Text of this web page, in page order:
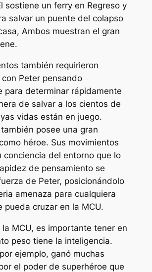
sostiene un ferry en Regreso y
salvar un puente del colapso
Ambos muestran el gran
también requirieron
Peter pensando
para determinar rápidamente
de salvar a los cientos de
vidas están en juego.
posee una gran
héroe. Sus movimientos
conciencia del entorno que lo
de pensamiento se
de Peter, posicionándolo
amenaza para cualquiera
pueda cruzar en la MCU.
MCU, es importante tener en
peso tiene la inteligencia.
ejemplo, ganó muchas
el poder de superhéroe que